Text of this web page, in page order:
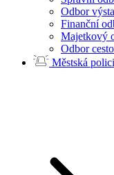
Odbor
Finanční
Majetkový
Odbor
Městská